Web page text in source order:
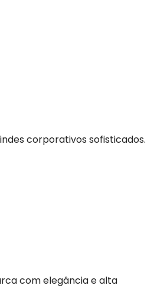
corporativos sofisticados.
com elegância e alta